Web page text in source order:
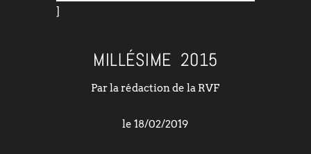
]
MILLÉSIME 2015
Par la rédaction de la RVF
le 18/02/2019